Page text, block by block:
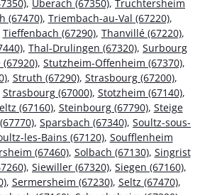
, Uberach (67350), Truchtersheim
(67470), Triembach-au-Val (67220),
Tieffenbach (67290), Thanvillé (67220),
, Thal-Drulingen (67320), Surbourg
, Stutzheim-Offenheim (67370),
, Struth (67290), Strasbourg (67200),
Strasbourg (67000), Stotzheim (67140),
(67160), Steinbourg (67790), Steige
, Sparsbach (67340), Soultz-sous-
les-Bains (67120), Soufflenheim
(67460), Solbach (67130), Singrist
, Siewiller (67320), Siegen (67160),
, Sermersheim (67230), Seltz (67470),